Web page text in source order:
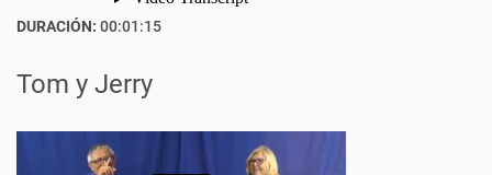
DURACIÓN: 00:01:15
Tom y Jerry